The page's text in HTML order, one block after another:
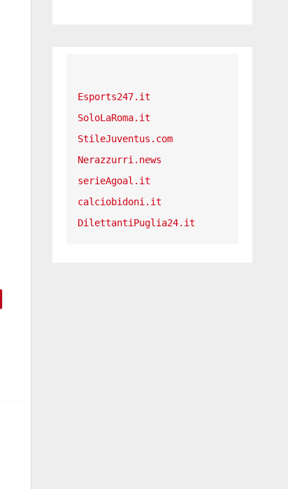
Esports247.it
SoloLaRoma.it
StileJuventus.com
Nerazzurri.news
serieAgoal.it
calciobidoni.it
DilettantiPuglia24.it